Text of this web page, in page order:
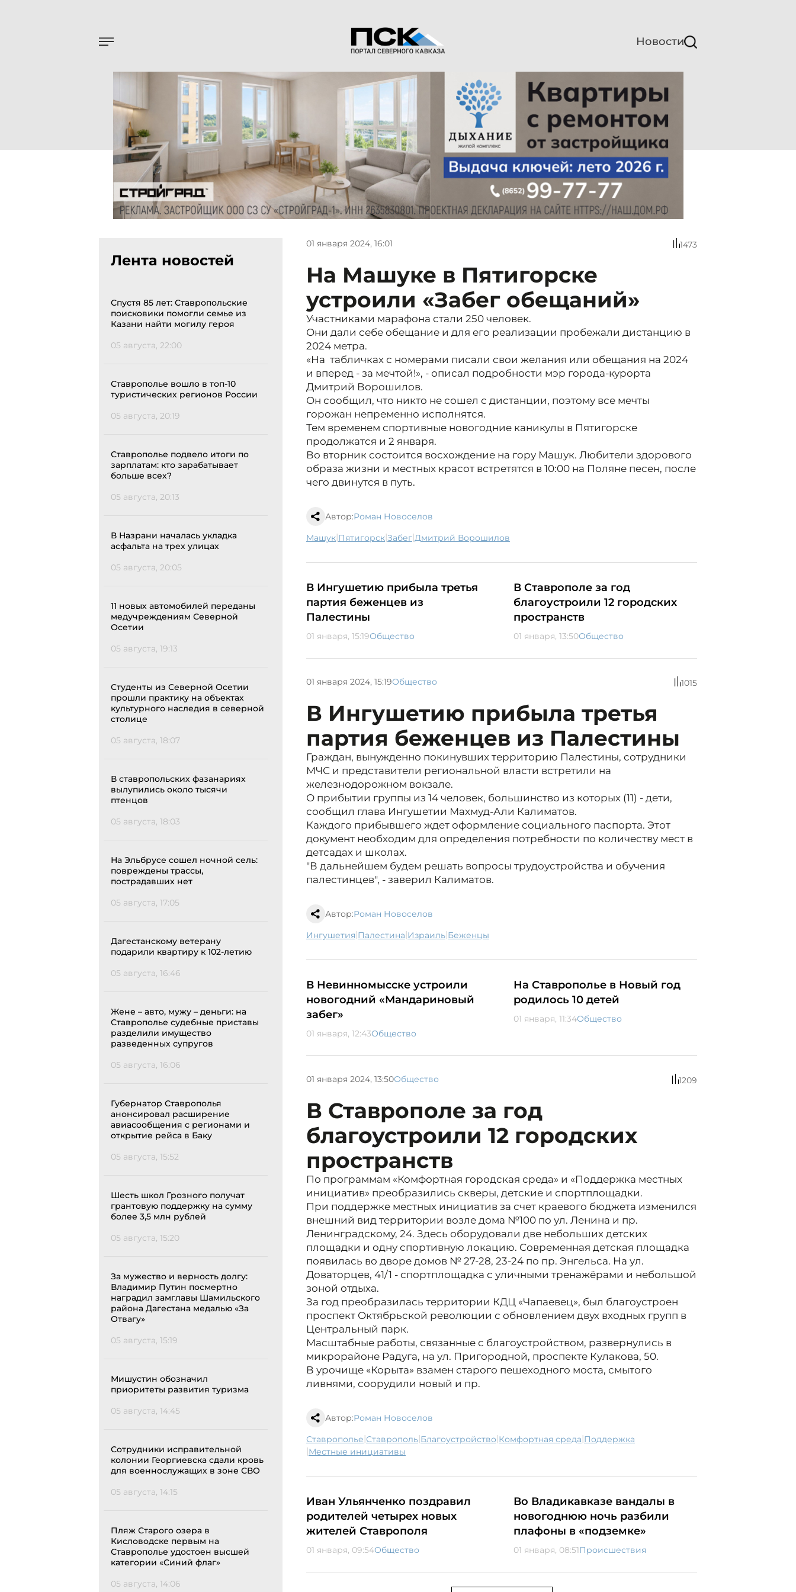
Новости
Лента новостей
Спустя 85 лет: Ставропольские
поисковики помогли семье из
Казани найти могилу героя
05 августа, 22:00
Ставрополье вошло в топ-10
туристических регионов России
05 августа, 20:19
Ставрополье подвело итоги по
зарплатам: кто зарабатывает
больше всех?
05 августа, 20:13
В Назрани началась укладка
асфальта на трех улицах
05 августа, 20:05
11 новых автомобилей переданы
медучреждениям Северной
Осетии
05 августа, 19:13
Студенты из Северной Осетии
прошли практику на объектах
культурного наследия в северной
столице
05 августа, 18:07
В ставропольских фазанариях
вылупились около тысячи
птенцов
05 августа, 18:03
На Эльбрусе сошел ночной сель:
повреждены трассы,
пострадавших нет
05 августа, 17:05
Дагестанскому ветерану
подарили квартиру к 102-летию
05 августа, 16:46
Жене – авто, мужу – деньги: на
Ставрополье судебные приставы
разделили имущество
разведенных супругов
05 августа, 16:06
Губернатор Ставрополья
анонсировал расширение
авиасообщения с регионами и
открытие рейса в Баку
05 августа, 15:52
Шесть школ Грозного получат
грантовую поддержку на сумму
более 3,5 млн рублей
05 августа, 15:20
За мужество и верность долгу:
Владимир Путин посмертно
наградил замглавы Шамильского
района Дагестана медалью «За
Отвагу»
05 августа, 15:19
Мишустин обозначил
приоритеты развития туризма
05 августа, 14:45
Сотрудники исправительной
колонии Георгиевска сдали кровь
для военнослужащих в зоне СВО
05 августа, 14:15
Пляж Старого озера в
Кисловодске первым на
Ставрополье удостоен высшей
категории «Синий флаг»
05 августа, 14:06
01 января 2024, 16:01 1473
На Машуке в Пятигорске
устроили «Забег обещаний»
Участниками марафона стали 250 человек.
Они дали себе обещание и для его реализации пробежали дистанцию в
2024 метра.
«На табличках с номерами писали свои желания или обещания на 2024
и вперед - за мечтой!», - описал подробности мэр города-курорта
Дмитрий Ворошилов.
Он сообщил, что никто не сошел с дистанции, поэтому все мечты
горожан непременно исполнятся.
Тем временем спортивные новогодние каникулы в Пятигорске
продолжатся и 2 января.
Во вторник состоится восхождение на гору Машук. Любители здорового
образа жизни и местных красот встретятся в 10:00 на Поляне песен, после
чего двинутся в путь.
Автор:Роман Новоселов
Машук| Пятигорск| забег| Дмитрий Ворошилов
В Ингушетию прибыла третья
партия беженцев из
Палестины
01 января, 15:19Общество
В Ставрополе за год
благоустроили 12 городских
пространств
01 января, 13:50Общество
01 января 2024, 15:19Общество 1015
В Ингушетию прибыла третья
партия беженцев из Палестины
Граждан, вынужденно покинувших территорию Палестины, сотрудники
МЧС и представители региональной власти встретили на
железнодорожном вокзале.
О прибытии группы из 14 человек, большинство из которых (11) - дети,
сообщил глава Ингушетии Махмуд-Али Калиматов.
Каждого прибывшего ждет оформление социального паспорта. Этот
документ необходим для определения потребности по количеству мест в
детсадах и школах.
"В дальнейшем будем решать вопросы трудоустройства и обучения
палестинцев", - заверил Калиматов.
Автор:Роман Новоселов
Ингушетия| Палестина| Израиль| беженцы
В Невинномысске устроили
новогодний «Мандариновый
забег»
01 января, 12:43Общество
На Ставрополье в Новый год
родилось 10 детей
01 января, 11:34Общество
01 января 2024, 13:50Общество 1209
В Ставрополе за год
благоустроили 12 городских
пространств
По программам «Комфортная городская среда» и «Поддержка местных
инициатив» преобразились скверы, детские и спортплощадки.
При поддержке местных инициатив за счет краевого бюджета изменился
внешний вид территории возле дома №100 по ул. Ленина и пр.
Ленинградскому, 24. Здесь оборудовали две небольших детских
площадки и одну спортивную локацию. Современная детская площадка
появилась во дворе домов № 27-28, 23-24 по пр. Энгельса. На ул.
Доваторцев, 41/1 - спортплощадка с уличными тренажёрами и небольшой
зоной отдыха.
За год преобразилась территории КДЦ «Чапаевец», был благоустроен
проспект Октябрьской революции с обновлением двух входных групп в
Центральный парк.
Масштабные работы, связанные с благоустройством, развернулись в
микрорайоне Радуга, на ул. Пригородной, проспекте Кулакова, 50.
В урочище «Корыта» взамен старого пешеходного моста, смытого
ливнями, соорудили новый и пр.
Автор:Роман Новоселов
Ставрополье| Ставрополь| благоустройство| комфортная среда| поддержка
| местные инициативы
Иван Ульянченко поздравил
родителей четырех новых
жителей Ставрополя
01 января, 09:54Общество
Во Владикавказе вандалы в
новогоднюю ночь разбили
плафоны в «подземке»
01 января, 08:51Происшествия